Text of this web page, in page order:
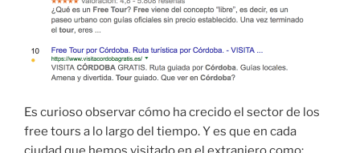
Es curioso observar cómo ha crecido el sector de los
free tours a lo largo del tiempo. Y es que en cada